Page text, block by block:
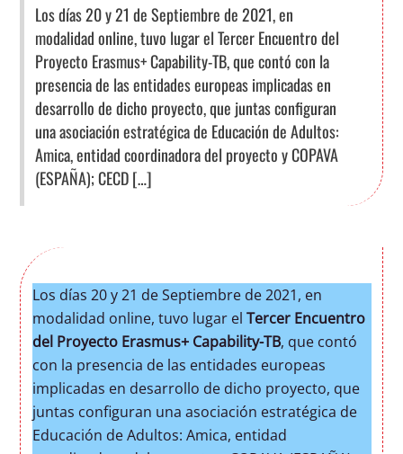
Los días 20 y 21 de Septiembre de 2021, en
modalidad online, tuvo lugar el Tercer Encuentro del
Proyecto Erasmus+ Capability-TB, que contó con la
presencia de las entidades europeas implicadas en
desarrollo de dicho proyecto, que juntas configuran
una asociación estratégica de Educación de Adultos:
Amica, entidad coordinadora del proyecto y COPAVA
(ESPAÑA); CECD […]
Los días 20 y 21 de Septiembre de 2021, en
modalidad online, tuvo lugar el Tercer Encuentro
del Proyecto Erasmus+ Capability-TB, que contó
con la presencia de las entidades europeas
implicadas en desarrollo de dicho proyecto, que
juntas configuran una asociación estratégica de
Educación de Adultos: Amica, entidad